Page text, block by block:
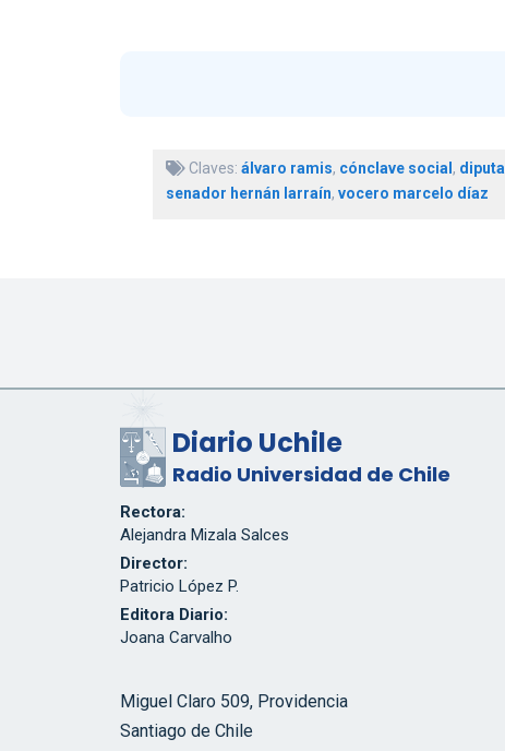
Claves: álvaro ramis, cónclave social ,
senador hernán larraín, vocero marcelo díaz
Diario Uchile
Radio Universidad de Chile
Rectora:
Alejandra Mizala Salces
Director:
Patricio López P.
Editora Diario:
Joana Carvalho
Miguel Claro 509, Providencia
Santiago de Chile